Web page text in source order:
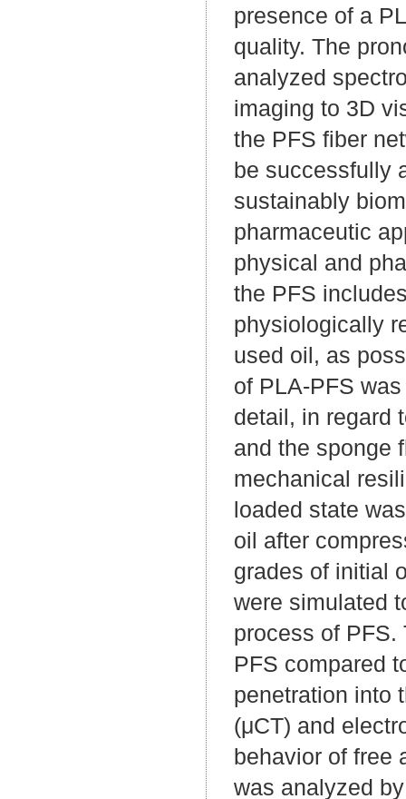
presence of a
quality. The
analyzed
imaging to 3D
the PFS fiber
be successfully
sustainably
pharmaceutic
physical and
the PFS
physiologically
used oil, as
of PLA-PFS
detail, in regard
and the sponge
mechanical
loaded state
oil after
grades of initial
were simulated
process of PFS.
PFS compared
penetration into
(μCT) and
behavior of free
was analyzed